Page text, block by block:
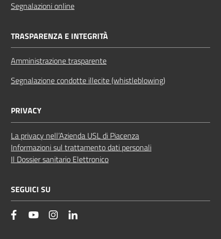
Segnalazioni online
TRASPARENZA E INTEGRITÀ
Amministrazione trasparente
Segnalazione condotte illecite (whistleblowing)
PRIVACY
La privacy nell’Azienda USL di Piacenza
Informazioni sul trattamento dati personali
Il Dossier sanitario Elettronico
SEGUICI SU
facebookYouTube Instagram